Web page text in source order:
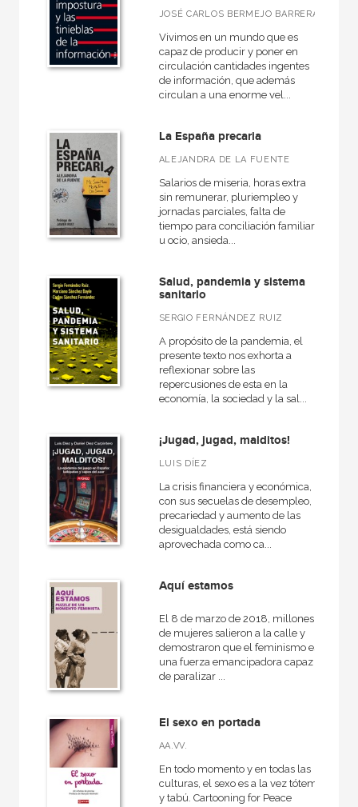
JOSÉ CARLOS BERMEJO BARRERA
Vivimos en un mundo que es
capaz de producir y poner en
circulación cantidades ingentes
de información, que además
circulan a una enorme vel...
La España precaria
ALEJANDRA DE LA FUENTE
Salarios de miseria, horas extra
sin remunerar, pluriempleo y
jornadas parciales, falta de
tiempo para conciliación familiar
u ocio, ansieda...
Salud, pandemia y sistema
sanitario
SERGIO FERNÁNDEZ RUIZ
A propósito de la pandemia, el
presente texto nos exhorta a
reflexionar sobre las
repercusiones de esta en la
economía, la sociedad y la sal...
¡Jugad, jugad, malditos!
LUIS DÍEZ
La crisis financiera y económica,
con sus secuelas de desempleo,
precariedad y aumento de las
desigualdades, está siendo
aprovechada como ca...
Aquí estamos
El 8 de marzo de 2018, millones
de mujeres salieron a la calle y
demostraron que el feminismo es
una fuerza emancipadora capaz
de paralizar ...
El sexo en portada
AA.VV.
En todo momento y en todas las
culturas, el sexo es a la vez tótem
y tabú. Cartooning for Peace